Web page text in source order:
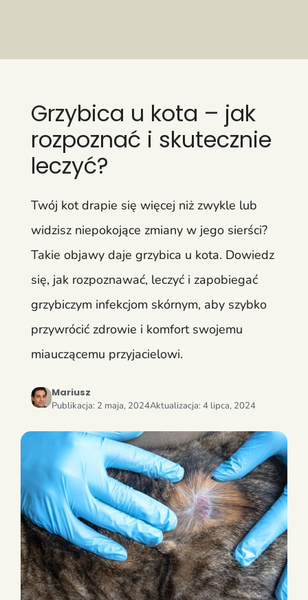
Grzybica u kota – jak
rozpoznać i skutecznie
leczyć?
Twój kot drapie się więcej niż zwykle lub
widzisz niepokojące zmiany w jego sierści?
Takie objawy daje grzybica u kota. Dowiedz
się, jak rozpoznawać, leczyć i zapobiegać
grzybiczym infekcjom skórnym, aby szybko
przywrócić zdrowie i komfort swojemu
miauczącemu przyjacielowi.
Mariusz
Publikacja: 2 maja, 2024Aktualizacja: 4 lipca, 2024